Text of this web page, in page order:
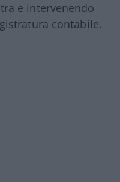
e intervenendo
contabile.